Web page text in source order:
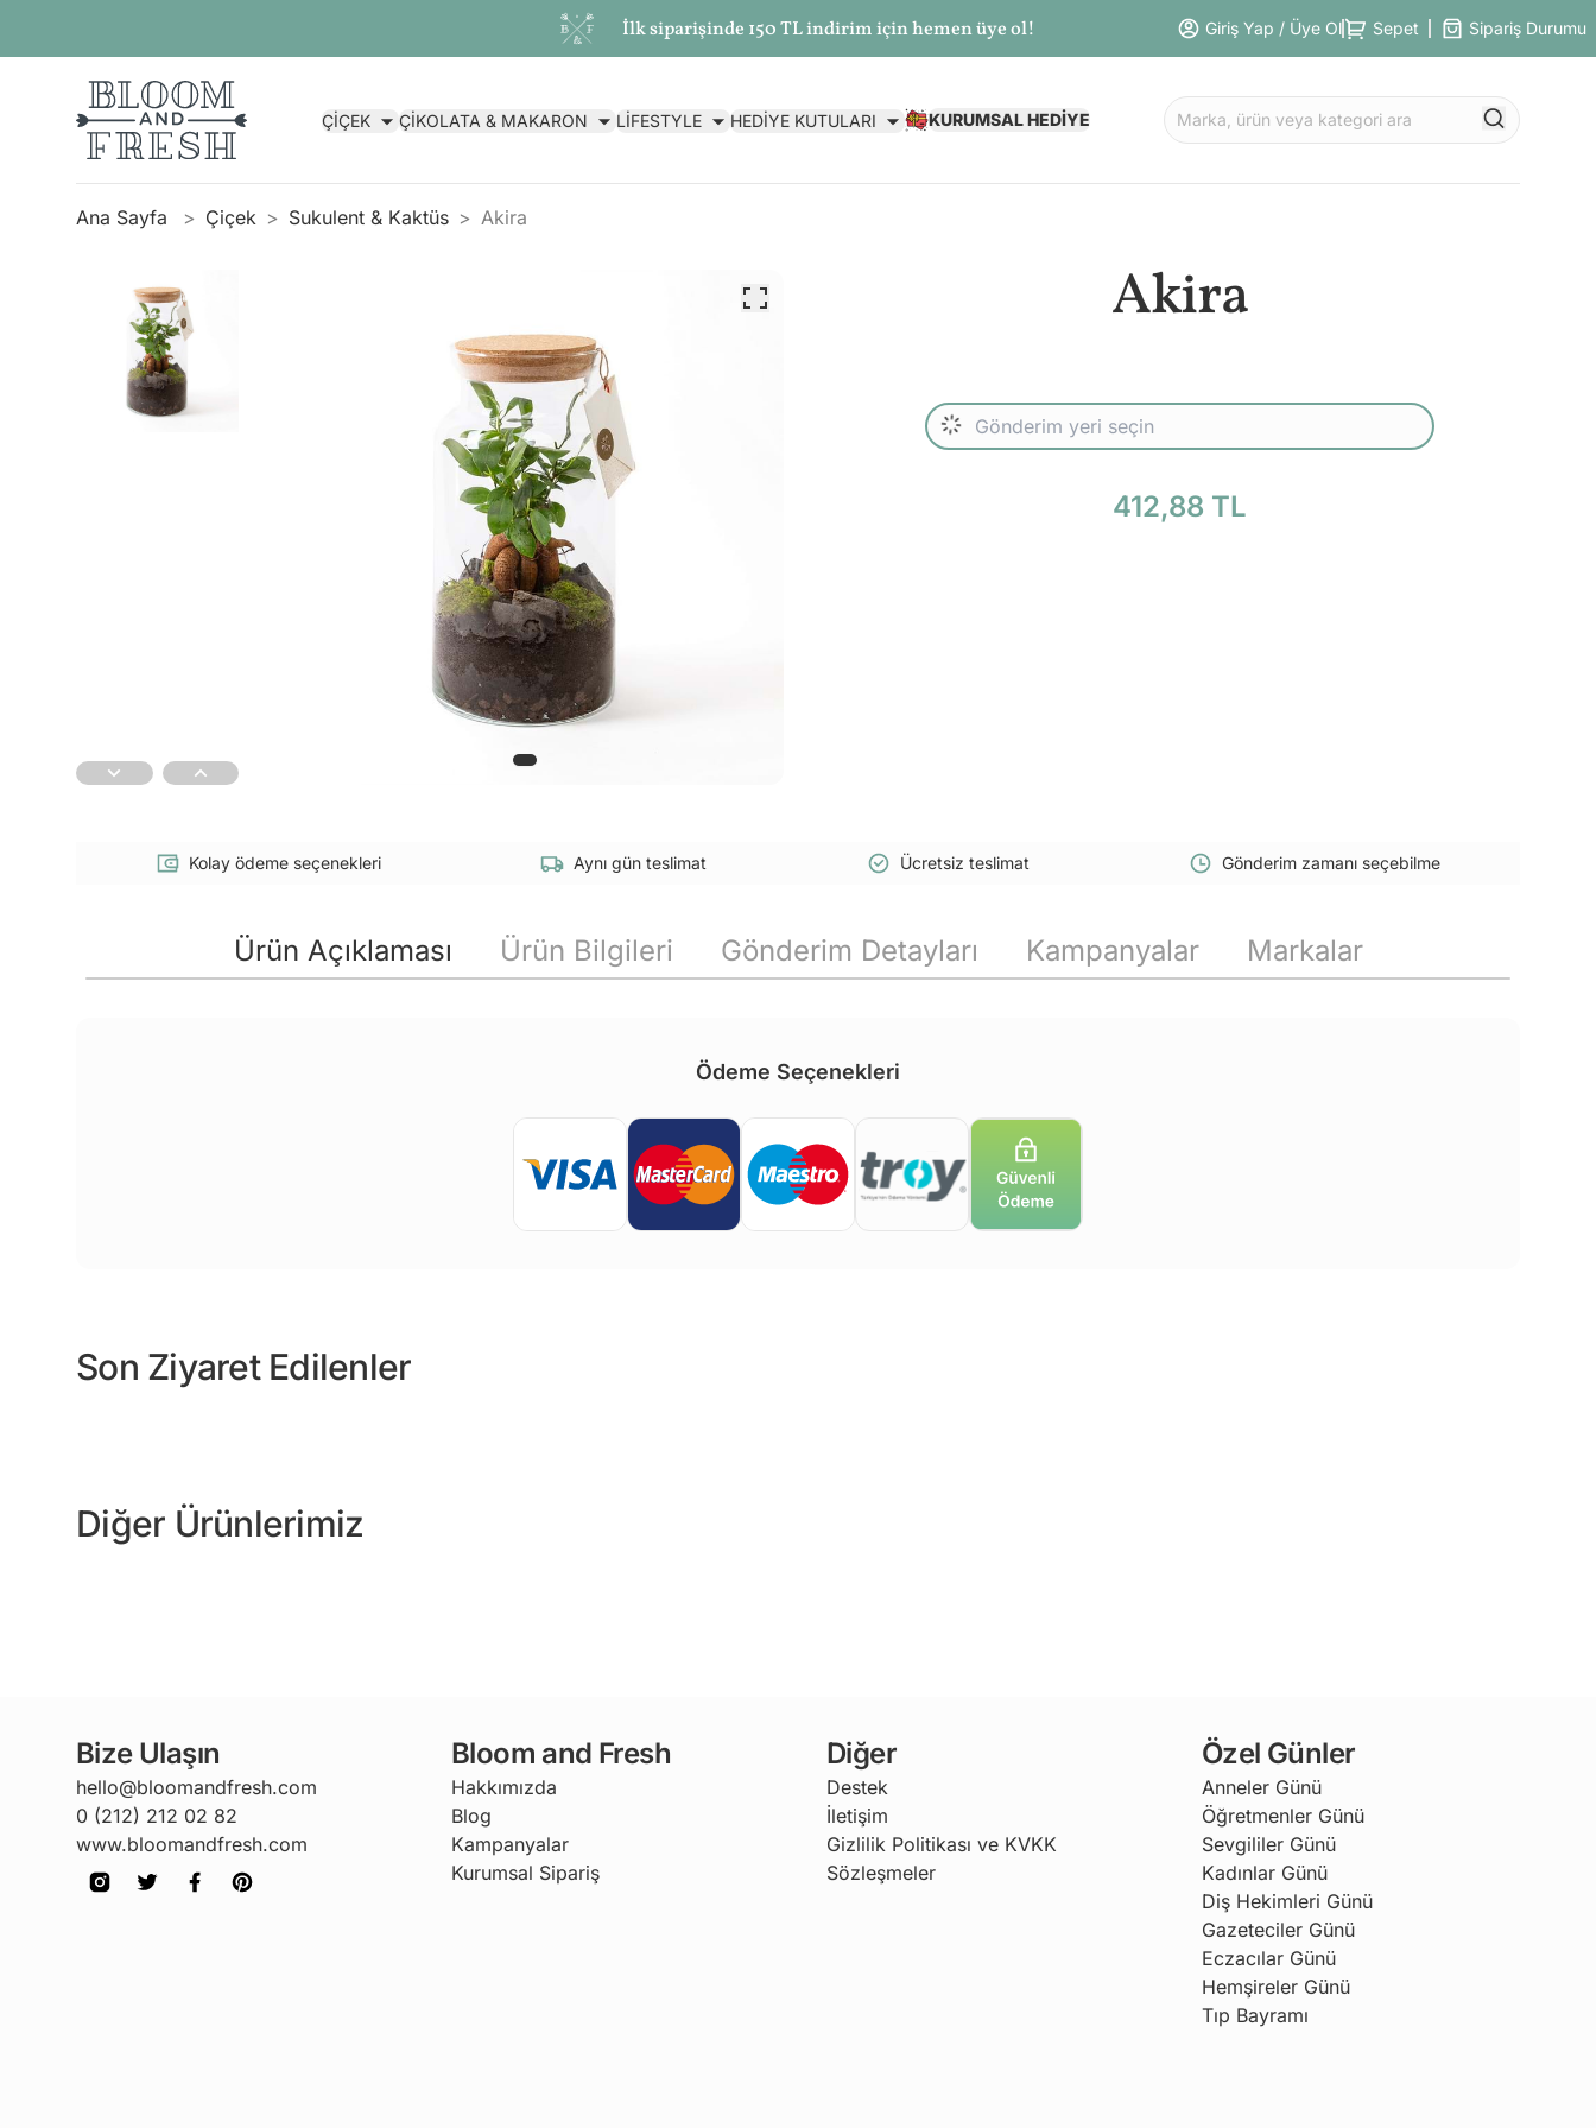
İlk siparişinde 150 TL indirim için hemen üye ol! Giriş Yap / Üye Ol Sepet Sipariş Durumu
ÇİÇEK ÇİKOLATA & MAKARON LİFESTYLE HEDİYE KUTULARI KURUMSAL HEDİYE
Ana Sayfa Çiçek Sukulent & Kaktüs Akira
Akira
412,88 TL
Kolay ödeme seçenekleri Aynı gün teslimat Ücretsiz teslimat Gönderim zamanı seçebilme
Ürün Açıklaması Ürün Bilgileri Gönderim Detayları Kampanyalar Markalar
Ödeme Seçenekleri
Son Ziyaret Edilenler
Diğer Ürünlerimiz
Bize Ulaşın
hello@bloomandfresh.com
0 (212) 212 02 82
www.bloomandfresh.com
Bloom and Fresh
Hakkımızda
Blog
Kampanyalar
Kurumsal Sipariş
Diğer
Destek
İletişim
Gizlilik Politikası ve KVKK
Sözleşmeler
Özel Günler
Anneler Günü
Öğretmenler Günü
Sevgililer Günü
Kadınlar Günü
Diş Hekimleri Günü
Gazeteciler Günü
Eczacılar Günü
Hemşireler Günü
Tıp Bayramı